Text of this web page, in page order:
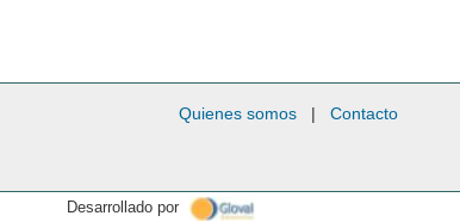
Quienes somos| Contacto
Desarrollado por